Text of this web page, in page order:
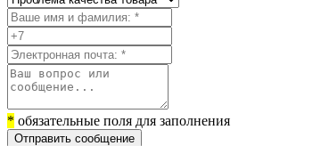
* обязательные поля для заполнения
Отправить сообщение